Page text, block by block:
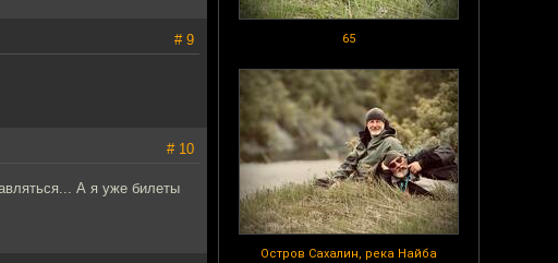
65
Остров Сахалин, река Найба
# 9
# 10
А я уже билеты